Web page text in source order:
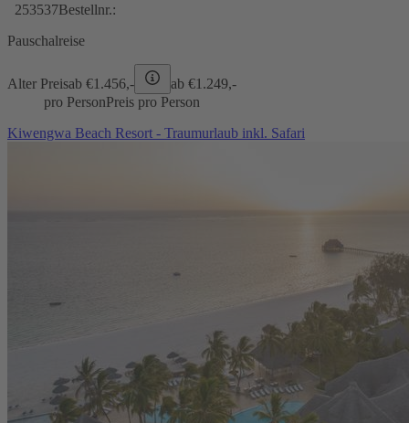
253537Bestellnr.:
Pauschalreise
Alter Preisab €1.456,- ab €1.249,-
pro PersonPreis pro Person
Kiwengwa Beach Resort - Traumurlaub inkl. Safari